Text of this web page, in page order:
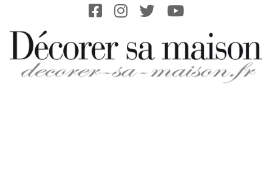
content